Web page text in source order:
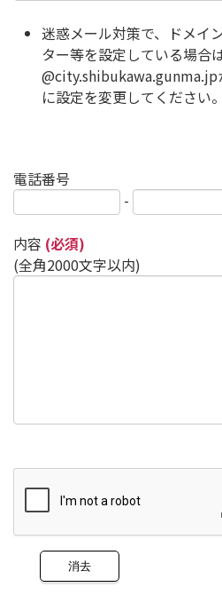
迷惑メール対策で、ドメイ
ター等を設定している場合は
@city.shibukawa.gunma.jp
に設定を変更してください。
電話番号
-
内容 (必須)
(全角2000文字以内)